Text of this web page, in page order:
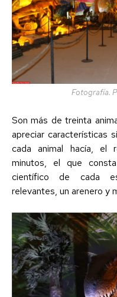
Fotografía.
Son más de treinta
apreciar características
cada animal hacía, el
minutos, el que
científico de cada
relevantes, un arenero y